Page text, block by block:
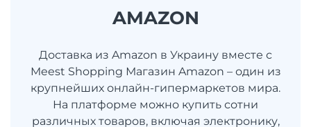
AMAZON
Доставка из Amazon в Украину вместе с
Meest Shopping Магазин Amazon – один из
крупнейших онлайн-гипермаркетов мира.
На платформе можно купить сотни
различных товаров, включая электронику,